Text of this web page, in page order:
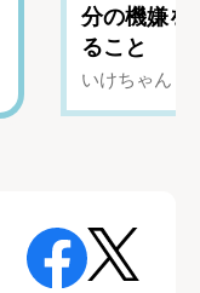
分の機嫌を
ること
いけちゃん（